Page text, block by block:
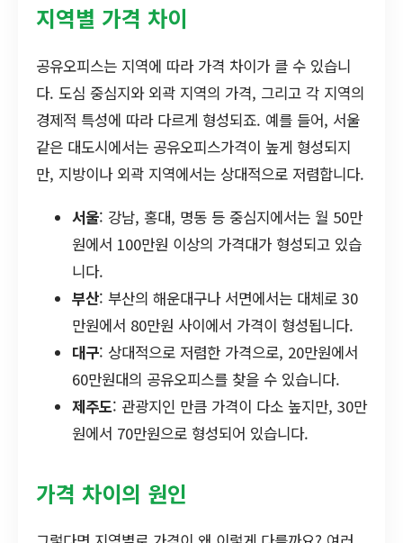
지역별 가격 차이
공유오피스는 지역에 따라 가격 차이가 클 수 있습니
다. 도심 중심지와 외곽 지역의 가격, 그리고 각 지역의
경제적 특성에 따라 다르게 형성되죠. 예를 들어, 서울
같은 대도시에서는 공유오피스가격이 높게 형성되지
만, 지방이나 외곽 지역에서는 상대적으로 저렴합니다.
서울: 강남, 홍대, 명동 등 중심지에서는 월 50만
원에서 100만원 이상의 가격대가 형성되고 있습
니다.
부산: 부산의 해운대구나 서면에서는 대체로 30
만원에서 80만원 사이에서 가격이 형성됩니다.
대구: 상대적으로 저렴한 가격으로, 20만원에서
60만원대의 공유오피스를 찾을 수 있습니다.
제주도: 관광지인 만큼 가격이 다소 높지만, 30만
원에서 70만원으로 형성되어 있습니다.
가격 차이의 원인